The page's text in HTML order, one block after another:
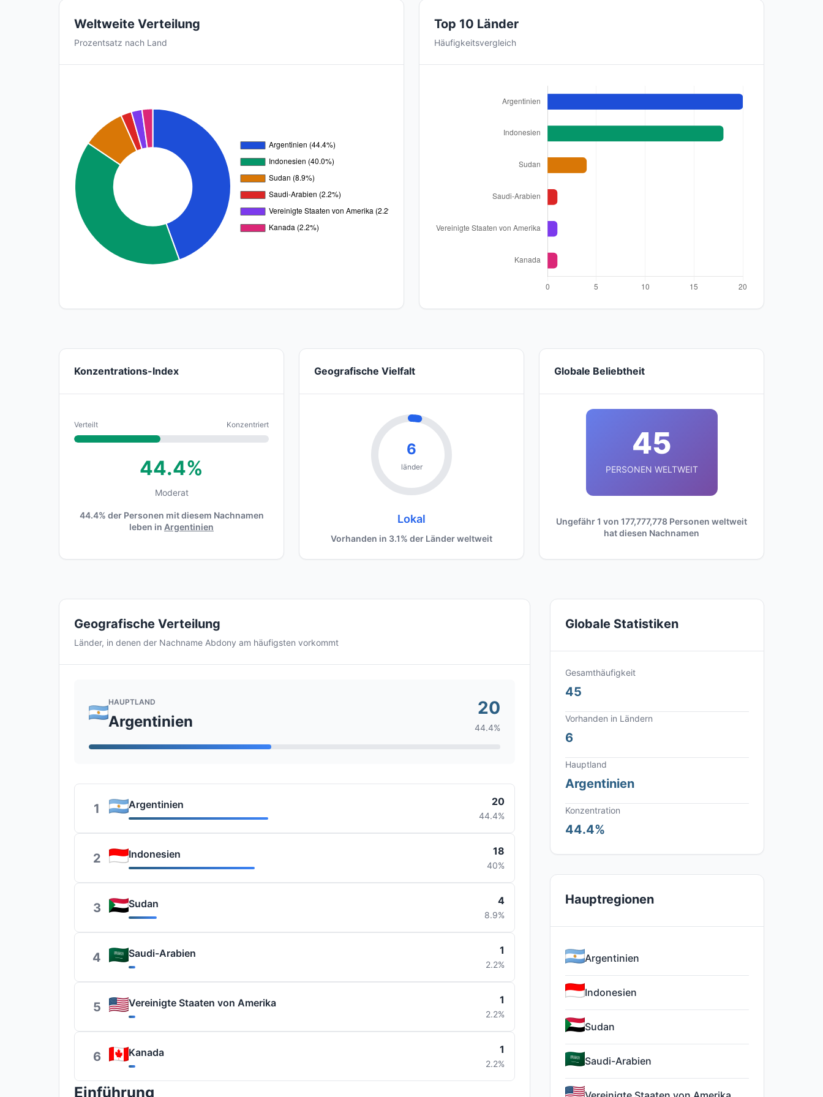
Weltweite Verteilung
Prozentsatz nach Land
Top 10 Länder
Häufigkeitsvergleich
Konzentrations-Index
Verteilt Konzentriert
44.4%
Moderat
44.4% der Personen mit diesem Nachnamen
leben in Argentinien
Geografische Vielfalt
6
länder
Lokal
Vorhanden in 3.1% der Länder weltweit
Globale Beliebtheit
45
PERSONEN WELTWEIT
Ungefähr 1 von 177,777,778 Personen weltweit
hat diesen Nachnamen
Geografische Verteilung
Länder, in denen der Nachname Abdony am häufigsten vorkommt
HAUPTLAND
Argentinien
20
44.4%
1 Argentinien 20
44.4%
2 Indonesien 18
40%
3 Sudan 4
8.9%
4 Saudi-Arabien 1
2.2%
5 Vereinigte Staaten von Amerika 1
2.2%
6 Kanada 1
2.2%
Einführung
Globale Statistiken
Gesamthäufigkeit
45
Vorhanden in Ländern
6
Hauptland
Argentinien
Konzentration
44.4%
Hauptregionen
Argentinien
Indonesien
Sudan
Saudi-Arabien